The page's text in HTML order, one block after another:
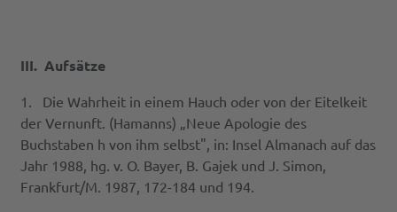
III. Aufsätze
1. Die Wahrheit in einem Hauch oder von der Eitelkeit
der Vernunft. (Hamanns) „Neue Apologie des
Buchstaben h von ihm selbst", in: Insel Almanach auf das
Jahr 1988, hg. v. O. Bayer, B. Gajek und J. Simon,
Frankfurt/M. 1987, 172-184 und 194.